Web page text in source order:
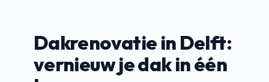
Dakrenovatie in Delft:
vernieuw je dak in één